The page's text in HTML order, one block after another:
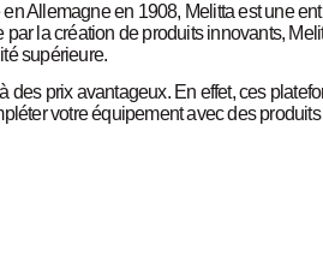
Allemagne en 1908, Melitta est une
la création de produits innovants,
supérieure.
des prix avantageux. En effet, ces
votre équipement avec des